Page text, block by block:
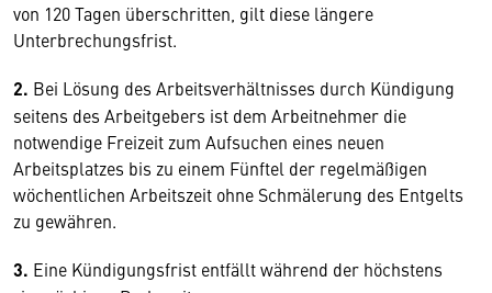
von 120 Tagen überschritten, gilt diese längere
Unterbrechungsfrist.
2. Bei Lösung des Arbeitsverhältnisses durch Kündigung
seitens des Arbeitgebers ist dem Arbeitnehmer die
notwendige Freizeit zum Aufsuchen eines neuen
Arbeitsplatzes bis zu einem Fünftel der regelmäßigen
wöchentlichen Arbeitszeit ohne Schmälerung des Entgelts
zu gewähren.
3. Eine Kündigungsfrist entfällt während der höchstens